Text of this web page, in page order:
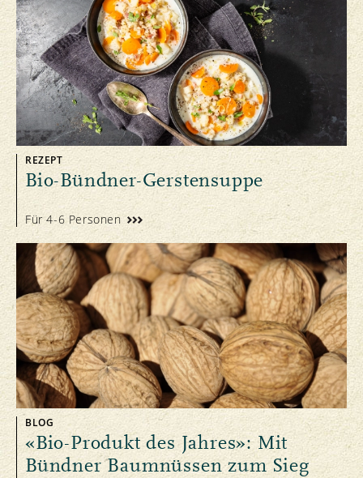
REZEPT
Bio-Bündner-Gerstensuppe
Für 4-6 Personen
BLOG
«Bio-Produkt des Jahres»: Mit
Bündner Baumnüssen zum Sieg